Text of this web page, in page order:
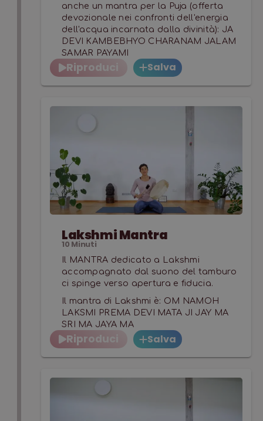
anche un mantra per la Puja (offerta
devozionale nei confronti dell'energia
dell'acqua incarnata dalla divinità): JA
DEVI KAMBEBHYO CHARANAM JALAM
SAMAR PAYAMI
Riproduci Salva
Lakshmi Mantra
10 Minuti
Il MANTRA dedicato a Lakshmi
accompagnato dal suono del tamburo
ci spinge verso apertura e fiducia.
Il mantra di Lakshmi è: OM NAMOH
LAKSMI PREMA DEVI MATA JI JAY MA
SRI MA JAYA MA
Riproduci Salva